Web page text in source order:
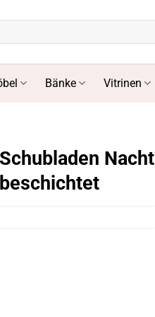
Bänke Vitrinen